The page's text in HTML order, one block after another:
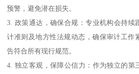
预警，避免潜在损失。
3. 政策通达，确保合规：专业机构会持续
计准则及地方性法规动态，确保审计工作
告符合所有现行规范。
4. 独立客观，保障公信力：作为独立的第